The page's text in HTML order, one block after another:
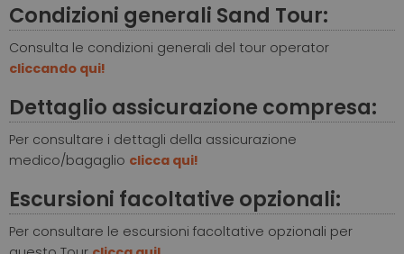
Condizioni generali Sand Tour:
Consulta le condizioni generali del tour operator
cliccando qui!
Dettaglio assicurazione compresa:
Per consultare i dettagli della assicurazione
medico/bagaglio clicca qui!
Escursioni facoltative opzionali:
Per consultare le escursioni facoltative opzionali per